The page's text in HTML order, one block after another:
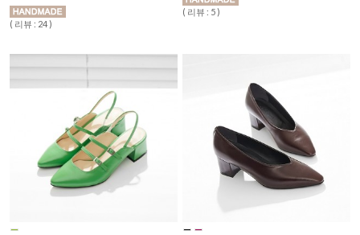
( 리뷰 : 24 )
( 리뷰 : 5 )